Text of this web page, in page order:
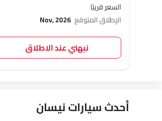
السعر قريبًا
الإطلاق المتوقع Nov, 2026
نبهني عند الاطلاق
أحدث سيارات نيسان